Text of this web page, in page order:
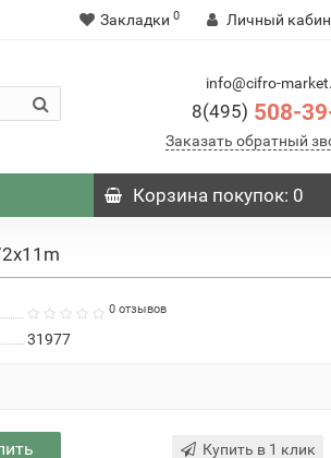
Закладки 0 Личный
info@cifro-
8(495) 508-
Заказать обратный
Корзинапокупок: 0
0 отзывов
31977
Купить в 1 клик